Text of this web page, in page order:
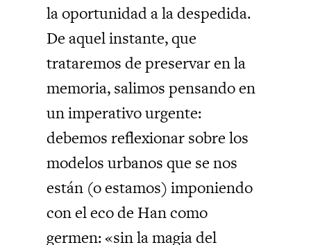
la oportunidad a la despedida.
De aquel instante, que
trataremos de preservar en la
memoria, salimos pensando en
un imperativo urgente:
debemos reflexionar sobre los
modelos urbanos que se nos
están (o estamos) imponiendo
con el eco de Han como
germen: «sin la magia del